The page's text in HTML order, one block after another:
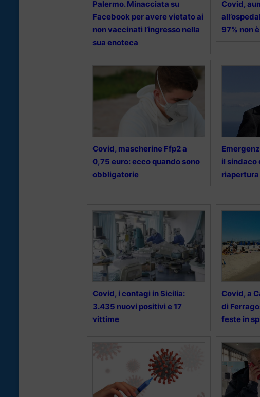
Palermo. Minacciata su
Facebook per avere vietato ai
non vaccinati l’ingresso nella
sua enoteca
Covid,
97% non
Covid, mascherine Ffp2 a
0,75 euro: ecco quando sono
obbligatorie
il sindaco
Covid, i contagi in Sicilia:
3.435 nuovi positivi e 17
vittime
Covid, a
di
feste in